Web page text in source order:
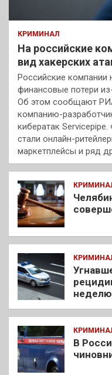
КРИМИНАЛ
На российские
вид хакерских
Российские компании
финансовые потери
Об этом сообщают
компанию-
кибератак
стали онлайн-
маркетплейсы и ряд
В